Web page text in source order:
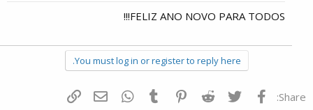
FELIZ ANO NOVO PARA TODOS!!!
You must log in or register to reply here.
Share: פייסבוק Twitter
Reddit
Pinterest
Tumblr
WhatsAppדואר אלקטרוני